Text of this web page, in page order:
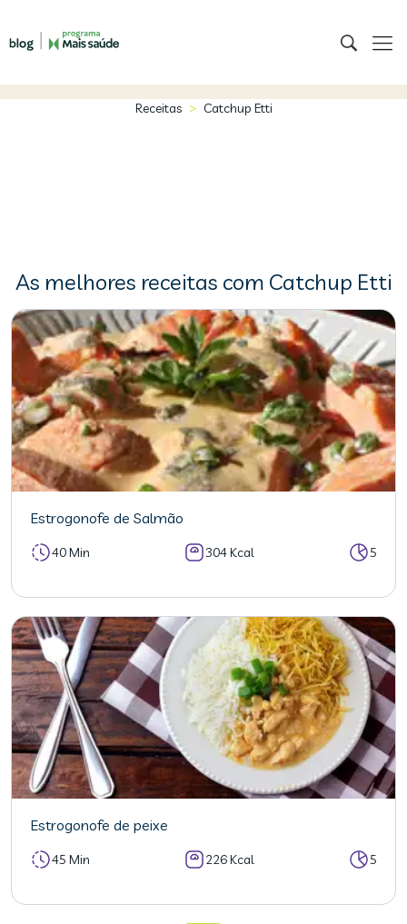
Receitas > Catchup Etti
As melhores receitas com Catchup Etti
Estrogonofe de Salmão
40 Min 304 Kcal 5
Estrogonofe de peixe
45 Min 226 Kcal 5